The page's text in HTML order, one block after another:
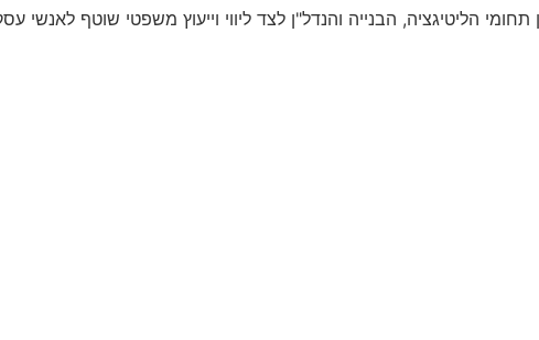
תחומי הליטיגציה, הבנייה והנדל"ן לצד ליווי וייעוץ משפטי שוטף לאנשי